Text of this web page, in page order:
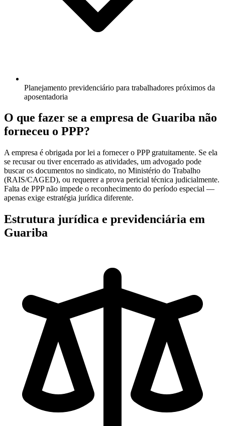
Planejamento previdenciário para trabalhadores próximos da
aposentadoria
O que fazer se a empresa de Guariba não
forneceu o PPP?
A empresa é obrigada por lei a fornecer o PPP gratuitamente. Se ela
se recusar ou tiver encerrado as atividades, um advogado pode
buscar os documentos no sindicato, no Ministério do Trabalho
(RAIS/CAGED), ou requerer a prova pericial técnica judicialmente.
Falta de PPP não impede o reconhecimento do período especial —
apenas exige estratégia jurídica diferente.
Estrutura jurídica e previdenciária em
Guariba